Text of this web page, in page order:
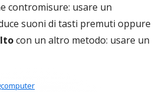
contromisure: usare un
suoni di tasti premuti oppure
con un altro metodo: usare un